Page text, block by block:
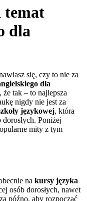
temat
dla
się, czy to nie za
dla
tak – to najlepsza
nigdy nie jest za
językowej, która
Poniżej
mity z tym
na kursy języka
osób dorosłych, nawet
późno, aby rozpocząć